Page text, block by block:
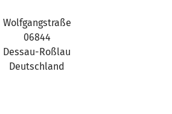
Wolfgangstraße
06844
Dessau-Roßlau
Deutschland